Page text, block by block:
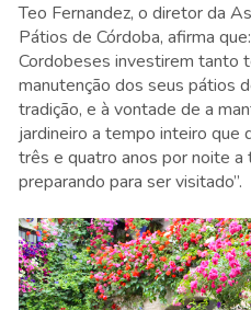
Teo Fernandez, o diretor da
Pátios de Córdoba, afirma
Cordobeses investirem tanto
manutenção dos seus pátios
tradição, e à vontade de a
jardineiro a tempo inteiro que
três e quatro anos por noite a
preparando para ser visitado”.